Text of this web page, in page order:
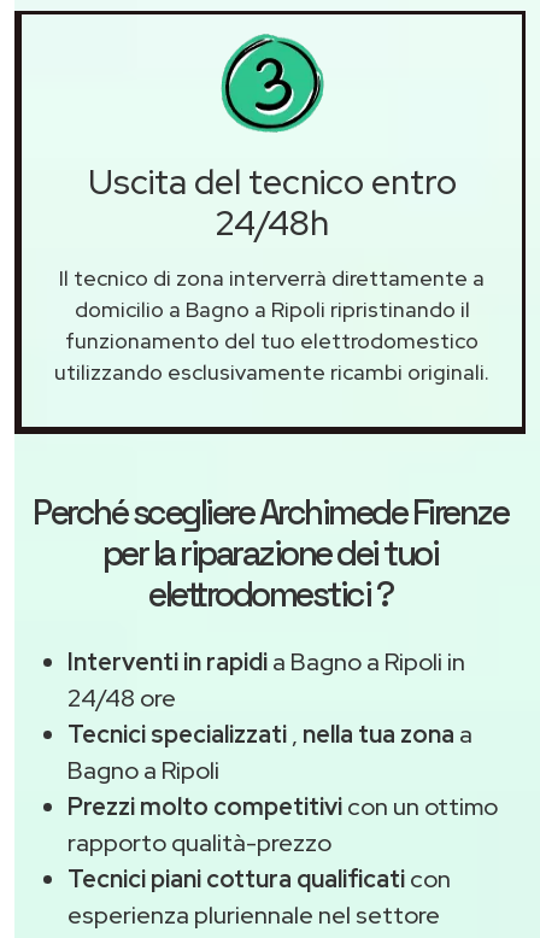
Uscita del tecnico entro
24/48h
Il tecnico di zona interverrà direttamente a
domicilio a Bagno a Ripoli ripristinando il
funzionamento del tuo elettrodomestico
utilizzando esclusivamente ricambi originali.
Perché scegliereArchimede Firenze
per la riparazione dei tuoi
elettrodomestici ?
Interventi in rapidia Bagno a Ripoli in
24/48 ore
Tecnici specializzati, nella tua zona a
Bagno a Ripoli
Prezzi molto competitivicon un ottimo
rapporto qualità-prezzo
Tecnici piani cottura qualificaticon
esperienza pluriennale nel settore